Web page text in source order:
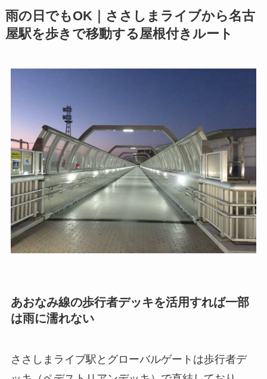
雨の日でもOK｜ささしまライブから名古
屋駅を歩きで移動する屋根付きルート
あおなみ線の歩行者デッキを活用すれば一部
は雨に濡れない
ささしまライブ駅とグローバルゲートは歩行者デ